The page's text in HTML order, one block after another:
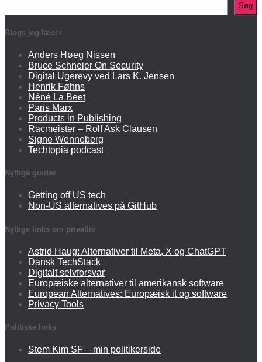
Søg
Blogs jeg læser
Anders Høeg Nissen
Bruce Schneier On Security
Digital Ugerevy ved Lars K. Jensen
Henrik Føhns
Néné La Beet
Paris Marx
Products in Publishing
Racmeister – Rolf Ask Clausen
Signe Wenneberg
Techtopia podcast
Nyttige guides
Getting off US tech
Non-US alternatives på GitHub
Nyttige links om privatliv
Astrid Haug: Alternativer til Meta, X og ChatGPT
Dansk TechStack
Digitalt selvforsvar
Europæiske alternativer til amerikansk software
European Alternatives: Europæisk it og software
Privacy Tools
Politiske links
Stem Kim SF – min politikerside